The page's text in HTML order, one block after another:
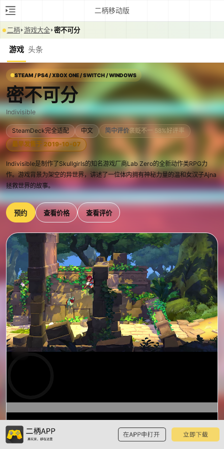
二柄移动版
二柄 游戏大全 密不可分
游戏 头条
STEAM / PS4 / XBOX ONE / SWITCH / WINDOWS
密不可分
Indivisible
SteamDeck完全适配 中文 简中评价褒贬不一 58%好评率
最早发售于 2019-10-07
Indivisible是制作了Skullgirls的知名游戏厂商Lab Zero的全新动作类RPG力
作。游戏背景为架空的异世界，讲述了一位体内拥有神秘力量的温和女汉子Ajna
拯救世界的故事。
预约 查看价格 查看评价
0:15
预
览